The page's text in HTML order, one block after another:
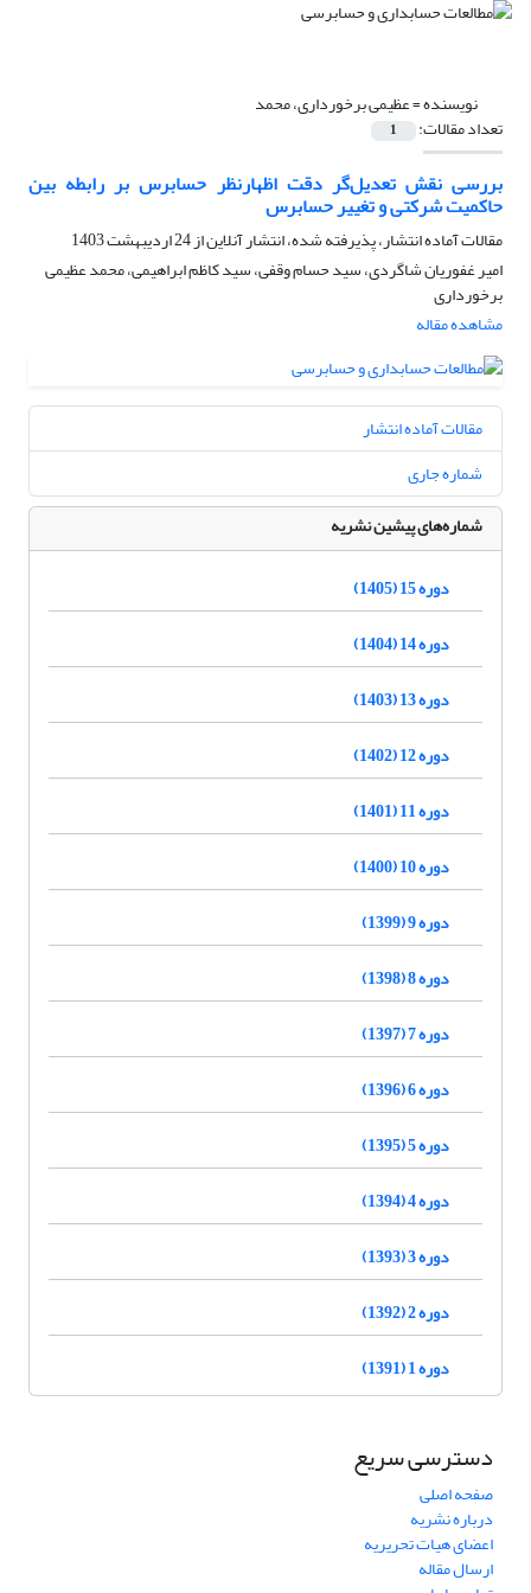
نویسنده =عظیمی برخورداری، محمد
تعداد مقالات: 1
بررسی نقش تعدیل‌گر دقت اظهارنظر حسابرس بر رابطه بین
حاکمیت شرکتی و تغییر حسابرس
مقالات آماده انتشار، پذیرفته شده، انتشار آنلاین از24 اردیبهشت 1403
امیر غفوریان شاگردی، سید حسام وقفی، سید کاظم ابراهیمی، محمد عظیمی
برخورداری
مشاهده مقاله
مقالات آماده انتشار
شماره جاری
شماره‌های پیشین نشریه
دوره 15 (1405)
دوره 14 (1404)
دوره 13 (1403)
دوره 12 (1402)
دوره 11 (1401)
دوره 10 (1400)
دوره 9 (1399)
دوره 8 (1398)
دوره 7 (1397)
دوره 6 (1396)
دوره 5 (1395)
دوره 4 (1394)
دوره 3 (1393)
دوره 2 (1392)
دوره 1 (1391)
دسترسی سریع
صفحه اصلی
درباره نشریه
اعضای هیات تحریریه
ارسال مقاله